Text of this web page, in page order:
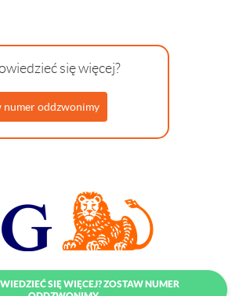
się więcej?
numer oddzwonimy
SIĘ WIĘCEJ? ZOSTAW NUMER